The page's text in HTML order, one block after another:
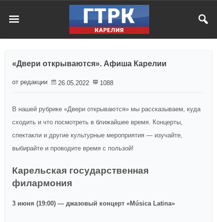
«Двери открываются». Афиша Карелии
от редакции 26.05.2022 1088
В нашей рубрике «Двери открываются» мы рассказываем, куда
сходить и что посмотреть в ближайшее время. Концерты,
спектакли и другие культурные мероприятия — изучайте,
выбирайте и проводите время с пользой!
Карельская государственная
филармония
3 июня (19:00) — джазовый концерт «Música Latina»